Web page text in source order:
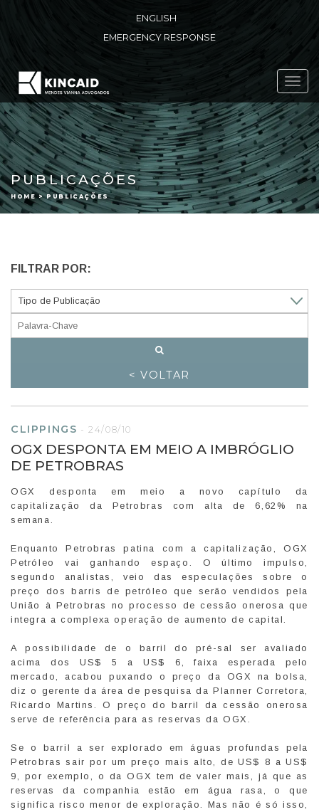
ENGLISH
EMERGENCY RESPONSE
PUBLICAÇÕES
HOME > PUBLICAÇÕES
FILTRAR POR:
< VOLTAR
CLIPPINGS - 24/08/10
OGX DESPONTA EM MEIO A IMBRÓGLIO
DE PETROBRAS
OGX desponta em meio a novo capítulo da
capitalização da Petrobras com alta de 6,62% na
semana.
Enquanto Petrobras patina com a capitalização, OGX
Petróleo vai ganhando espaço. O último impulso,
segundo analistas, veio das especulações sobre o
preço dos barris de petróleo que serão vendidos pela
União à Petrobras no processo de cessão onerosa que
integra a complexa operação de aumento de capital.
A possibilidade de o barril do pré-sal ser avaliado
acima dos US$ 5 a US$ 6, faixa esperada pelo
mercado, acabou puxando o preço da OGX na bolsa,
diz o gerente da área de pesquisa da Planner Corretora,
Ricardo Martins. O preço do barril da cessão onerosa
serve de referência para as reservas da OGX.
Se o barril a ser explorado em águas profundas pela
Petrobras sair por um preço mais alto, de US$ 8 a US$
9, por exemplo, o da OGX tem de valer mais, já que as
reservas da companhia estão em água rasa, o que
significa risco menor de exploração. Mas não é só isso,